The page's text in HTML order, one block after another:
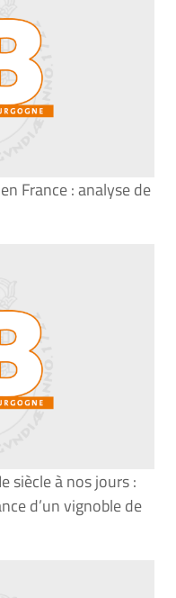
France : analyse de
siècle à nos jours :
d’un vignoble de